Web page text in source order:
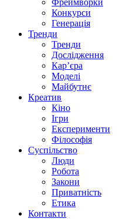
Фреймворки
Конкурси
Генерація
Тренди
Тренди
Дослідження
Кар’єра
Моделі
Майбутнє
Креатив
Кіно
Ігри
Експерименти
Філософія
Суспільство
Люди
Робота
Закони
Приватність
Етика
Контакти